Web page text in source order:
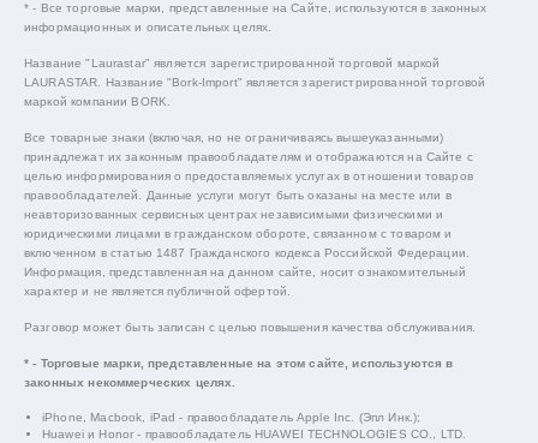
* - Все торговые марки, представленные на Сайте, используются в законных
информационных и описательных целях.
Название "Laurastar" является зарегистрированной торговой маркой
LAURASTAR. Название "Bork-Import" является зарегистрированной торговой
маркой компании BORK.
Все товарные знаки (включая, но не ограничиваясь вышеуказанными)
принадлежат их законным правообладателям и отображаются на Сайте с
целью информирования о предоставляемых услугах в отношении товаров
правообладателей. Данные услуги могут быть оказаны на месте или в
неавторизованных сервисных центрах независимыми физическими и
юридическими лицами в гражданском обороте, связанном с товаром и
включенном в статью 1487 Гражданского кодекса Российской Федерации.
Информация, представленная на данном сайте, носит ознакомительный
характер и не является публичной офертой.
Разговор может быть записан с целью повышения качества обслуживания.
* - Торговые марки, представленные на этом сайте, используются в
законных некоммерческих целях.
iPhone, Macbook, iPad - правообладатель Apple Inc. (Эпл Инк.);
Huawei и Honor - правообладатель HUAWEI TECHNOLOGIES CO., LTD.